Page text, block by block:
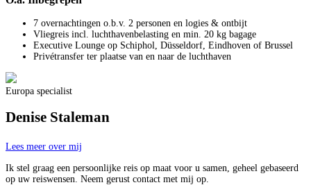
7 overnachtingen o.b.v. 2 personen en logies & ontbijt
Vliegreis incl. luchthavenbelasting en min. 20 kg bagage
Executive Lounge op Schiphol, Düsseldorf, Eindhoven of Brussel
Privétransfer ter plaatse van en naar de luchthaven
Europa specialist
Denise Staleman
Lees meer over mij
Ik stel graag een persoonlijke reis op maat voor u samen, geheel gebaseerd
op uw reiswensen. Neem gerust contact met mij op.